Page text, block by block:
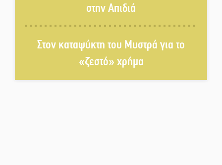
Παλαιοπαναγιά ξεσκέπασε η
Αστυνομία
Μπαρόκ μελωδίες κάτω από την
στην Απιδιά
Στον καταψύκτη του Μυστρά για το
«ζεστό» χρήμα